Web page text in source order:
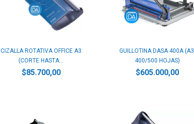
CIZALLA ROTATIVA OFFICE A3
(CORTE HASTA...
$85.700,00
GUILLOTINA DASA 400A (A3,
400/500 HOJAS)
$605.000,00